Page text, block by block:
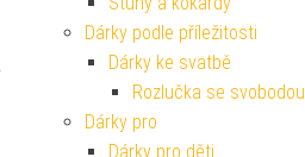
Dárky podle příležitosti
Dárky ke svatbě
Rozlučka se svobodou
Dárky pro
Dárky pro děti